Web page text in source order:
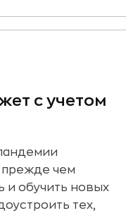
с учетом
прежде чем
и обучить новых
тех,